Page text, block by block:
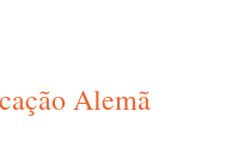
Alemã